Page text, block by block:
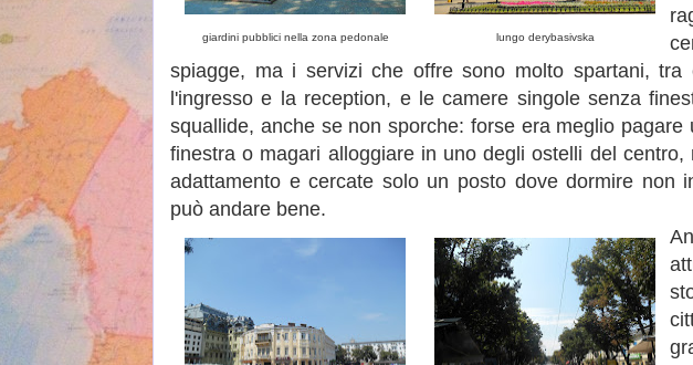
giardini pubblici nella zona pedonale lungo derybasivska
spiagge, ma i servizi che offre sono molto spartani,
l'ingresso e la reception, e le camere singole senza
squallide, anche se non sporche: forse era meglio
finestra o magari alloggiare in uno degli ostelli del
adattamento e cercate solo un posto dove dormire non
può andare bene.